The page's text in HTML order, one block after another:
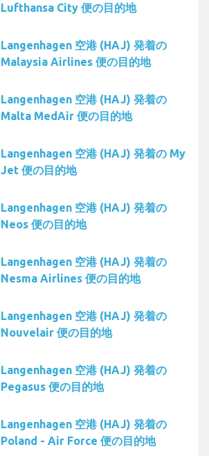
Lufthansa City 便の目的地
Langenhagen 空港 (HAJ) 発着の
Malaysia Airlines 便の目的地
Langenhagen 空港 (HAJ) 発着の
Malta MedAir 便の目的地
Langenhagen 空港 (HAJ) 発着の My
Jet 便の目的地
Langenhagen 空港 (HAJ) 発着の
Neos 便の目的地
Langenhagen 空港 (HAJ) 発着の
Nesma Airlines 便の目的地
Langenhagen 空港 (HAJ) 発着の
Nouvelair 便の目的地
Langenhagen 空港 (HAJ) 発着の
Pegasus 便の目的地
Langenhagen 空港 (HAJ) 発着の
Poland - Air Force 便の目的地